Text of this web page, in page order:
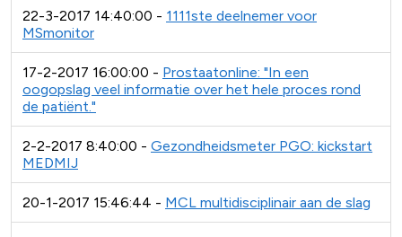
22-3-2017 14:40:00 - 1111ste deelnemer voor
MSmonitor
17-2-2017 16:00:00 - Prostaatonline: "In een
oogopslag veel informatie over het hele proces rond
de patiënt."
2-2-2017 8:40:00 - Gezondheidsmeter PGO: kickstart
MEDMIJ
20-1-2017 15:46:44 - MCL multidisciplinair aan de slag